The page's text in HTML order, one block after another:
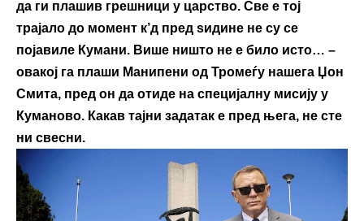
да ги плашив грешници у царство. Све е тој
трајало до момент к’д пред ѕидине не су се
појавиле Кумани. Више ништо не е било исто… –
овакој га плаши Манипени од Тромеѓу нашега Џон
Смита, пред он да отиде на специјалну мисију у
Куманово. Какав тајни задатак е пред њега, не сте
ни свесни.